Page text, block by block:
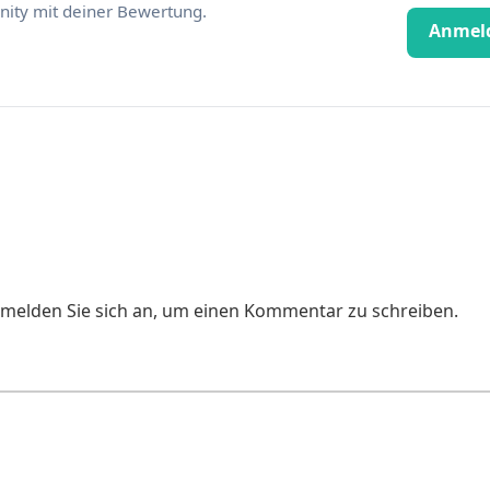
mit deiner Bewertung.
Sie sich an, um einen Kommentar zu schreiben.